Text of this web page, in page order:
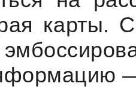
карты.